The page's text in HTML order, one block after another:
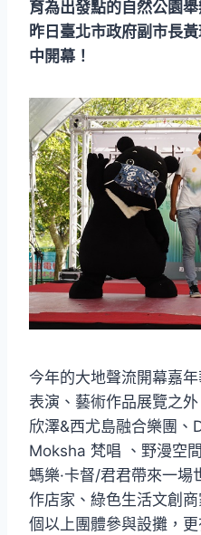
育為出發點的自然公園
昨日臺北市政府副市長
中開幕！
今年的大地聲流開幕嘉
表演、藝術作品展覽之
欣澤&西尤島融合樂團、
Moksha 梵唱 、野漫空
螞樂·卡督/君君帶來一
作店家、綠色生活文創
個以上團體參與設攤，